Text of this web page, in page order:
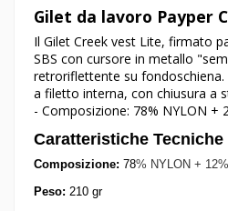
Gilet da lavoro Payper
Il Gilet Creek vest Lite, firmato
SBS con cursore in metallo
retroriflettente su
a filetto interna, con chiusura a
- Composizione: 78% NYLON +
Caratteristiche Tecniche
Composizione: 78% NYLON +
Peso: 210 gr